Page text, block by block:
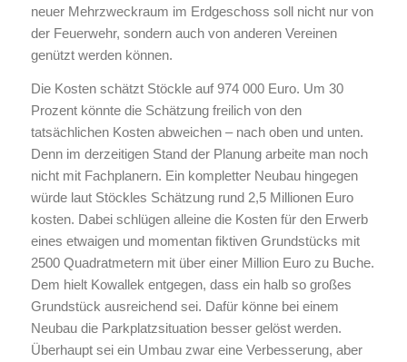
neuer Mehrzweckraum im Erdgeschoss soll nicht nur von
der Feuerwehr, sondern auch von anderen Vereinen
genützt werden können.
Die Kosten schätzt Stöckle auf 974 000 Euro. Um 30
Prozent könnte die Schätzung freilich von den
tatsächlichen Kosten abweichen – nach oben und unten.
Denn im derzeitigen Stand der Planung arbeite man noch
nicht mit Fachplanern. Ein kompletter Neubau hingegen
würde laut Stöckles Schätzung rund 2,5 Millionen Euro
kosten. Dabei schlügen alleine die Kosten für den Erwerb
eines etwaigen und momentan fiktiven Grundstücks mit
2500 Quadratmetern mit über einer Million Euro zu Buche.
Dem hielt Kowallek entgegen, dass ein halb so großes
Grundstück ausreichend sei. Dafür könne bei einem
Neubau die Parkplatzsituation besser gelöst werden.
Überhaupt sei ein Umbau zwar eine Verbesserung, aber